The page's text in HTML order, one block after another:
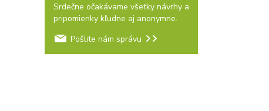
Srdečne očakávame všetky návrhy a
pripomienky kľudne aj anonymne.
Pošlite nám správu